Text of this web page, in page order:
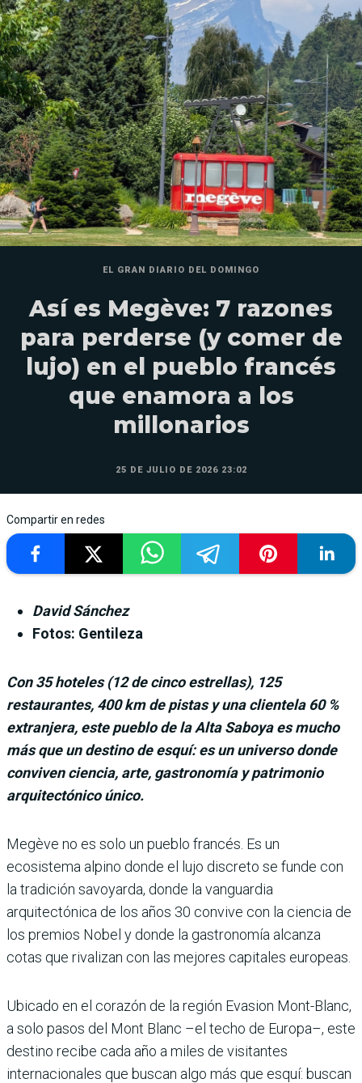
EL GRAN DIARIO DEL DOMINGO
Así es Megève: 7 razones
para perderse (y comer de
lujo) en el pueblo francés
que enamora a los
millonarios
25 DE JULIO DE 2026 23:02
Compartir en redes
David Sánchez
Fotos: Gentileza
Con 35 hoteles (12 de cinco estrellas), 125
restaurantes, 400 km de pistas y una clientela 60 %
extranjera, este pueblo de la Alta Saboya es mucho
más que un destino de esquí: es un universo donde
conviven ciencia, arte, gastronomía y patrimonio
arquitectónico único.
Megève no es solo un pueblo francés. Es un
ecosistema alpino donde el lujo discreto se funde con
la tradición savoyarda, donde la vanguardia
arquitectónica de los años 30 convive con la ciencia de
los premios Nobel y donde la gastronomía alcanza
cotas que rivalizan con las mejores capitales europeas.
Ubicado en el corazón de la región Evasion Mont-Blanc,
a solo pasos del Mont Blanc –el techo de Europa–, este
destino recibe cada año a miles de visitantes
internacionales que buscan algo más que esquí: buscan